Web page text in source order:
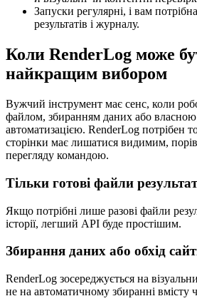
Запуски регулярні, і вам
результатів і журналу.
Коли RenderLog може
найкращим вибором
Вужчий інструмент має сенс, коли
файлом, збиранням даних або
автоматизацією. RenderLog потрібен
сторінки має лишатися видимим,
перегляду командою.
Тільки готові файли
Якщо потрібні лише разові файли
історії, легший API буде простішим.
Збирання даних або обхід
RenderLog зосереджується на
не на автоматичному збиранні вмісту